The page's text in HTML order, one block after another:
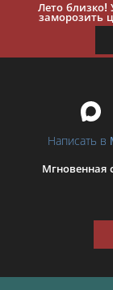
Лето близко!
заморозить
Написать в
Мгновенная